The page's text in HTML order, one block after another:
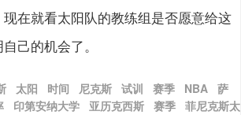
在就看太阳队的教练组是否愿意给这
己的机会了。
太阳 时间 尼克斯 试训 赛季 NBA 萨
印第安纳大学 亚历克西斯 赛季 菲尼克斯太